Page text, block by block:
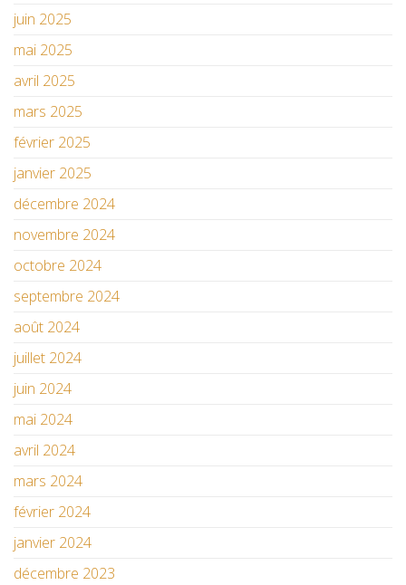
juin 2025
mai 2025
avril 2025
mars 2025
février 2025
janvier 2025
décembre 2024
novembre 2024
octobre 2024
septembre 2024
août 2024
juillet 2024
juin 2024
mai 2024
avril 2024
mars 2024
février 2024
janvier 2024
décembre 2023